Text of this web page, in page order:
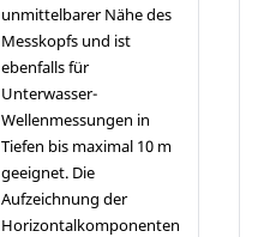
unmittelbarer Nähe des
Messkopfs und ist
ebenfalls für
Unterwasser-
Wellenmessungen in
Tiefen bis maximal 10 m
geeignet. Die
Aufzeichnung der
Horizontalkomponenten